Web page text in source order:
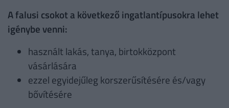
A falusi csokot a következő ingatlantípusokra lehet
igénybe venni:
használt lakás, tanya, birtokközpont
vásárlására
ezzel egyidejűleg korszerűsítésére és/vagy
bővítésére